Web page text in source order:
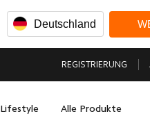
Deutschland
REGISTRIERUNG
Lifestyle Alle Produkte